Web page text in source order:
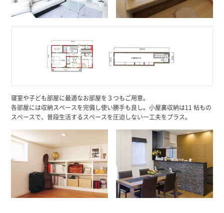
寝室や子ども部屋に最適なお部屋を３つもご用意。
各部屋には収納スペースを完備し使い勝手も良し。小屋裏収納は11 帖もの
スペースで、普段生活するスペースを圧迫しない一工夫をプラス。